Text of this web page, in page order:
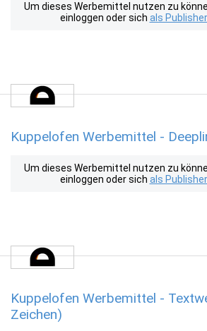
Um dieses Werbemittel nutzen zu
einloggen oder sich als
Kuppelofen Werbemittel -
Um dieses Werbemittel nutzen zu
einloggen oder sich als
Kuppelofen Werbemittel -
Zeichen)